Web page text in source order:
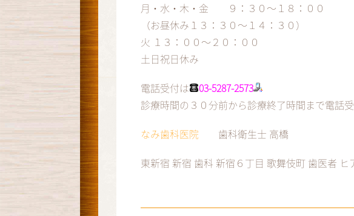
月・水・木・金 ９：３０～１８：００
（お昼休み１３：３０～１４：３０）
火 １３：００～２０：００
土日祝日休み
電話受付は
03-5287-2573
診療時間の３０分前から診療終了時間まで電話
なみ歯科医院 歯科衛生士 高橋
東新宿 新宿 歯科 新宿６丁目 歌舞伎町 歯医者